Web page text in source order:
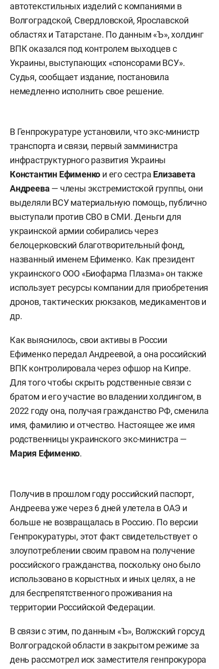
автотекстильных изделий с компаниями в
Волгоградской, Свердловской, Ярославской
областях и Татарстане. По данным «Ъ», холдинг
ВПК оказался под контролем выходцев с
Украины, выступающих «спонсорами ВСУ».
Судья, сообщает издание, постановила
немедленно исполнить свое решение.
В Генпрокуратуре установили, что экс-министр
транспорта и связи, первый замминистра
инфраструктурного развития Украины
Константин Ефименко и его сестра Елизавета
Андреева — члены экстремистской группы, они
выделяли ВСУ материальную помощь, публично
выступали против СВО в СМИ. Деньги для
украинской армии собирались через
белоцерковский благотворительный фонд,
названный именем Ефименко. Как президент
украинского ООО «Биофарма Плазма» он также
использует ресурсы компании для приобретения
дронов, тактических рюкзаков, медикаментов и
др.
Как выяснилось, свои активы в России
Ефименко передал Андреевой, а она российский
ВПК контролировала через офшор на Кипре.
Для того чтобы скрыть родственные связи с
братом и его участие во владении холдингом, в
2022 году она, получая гражданство РФ, сменила
имя, фамилию и отчество. Настоящее же имя
родственницы украинского экс-министра —
Мария Ефименко.
Получив в прошлом году российский паспорт,
Андреева уже через 6 дней улетела в ОАЭ и
больше не возвращалась в Россию. По версии
Генпрокуратуры, этот факт свидетельствует о
злоупотреблении своим правом на получение
российского гражданства, поскольку оно было
использовано в корыстных и иных целях, а не
для беспрепятственного проживания на
территории Российской Федерации.
В связи с этим, по данным «Ъ», Волжский горсуд
Волгоградской области в закрытом режиме за
день рассмотрел иск заместителя генпрокурора